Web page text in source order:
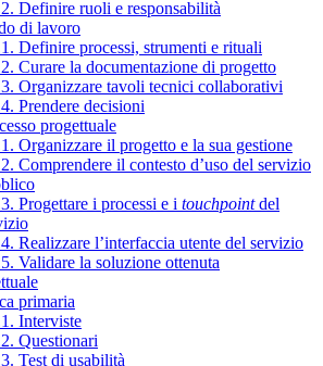
Definire ruoli e responsabilità
di lavoro
Definire processi, strumenti e rituali
Curare la documentazione di progetto
Organizzare tavoli tecnici collaborativi
Prendere decisioni
progettuale
Organizzare il progetto e la sua gestione
Comprendere il contesto d’uso del servizio
Progettare i processi e i touchpointdel
Realizzare l’interfaccia utente del servizio
Validare la soluzione ottenuta
primaria
Interviste
Questionari
Test di usabilità